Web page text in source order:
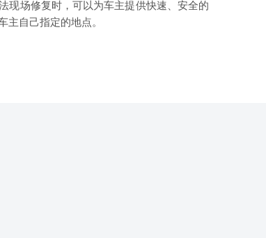
现场修复时，可以为车主提供快速、安全的
主自己指定的地点。